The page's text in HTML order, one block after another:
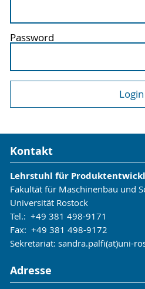
Password
Kontakt
Lehrstuhl für
Fakultät für Maschinenbau und
Universität Rostock
Tel.: +49 381 498-9171
Fax: +49 381 498-9172
Sekretariat: sandra.palfi(at)uni-
Adresse